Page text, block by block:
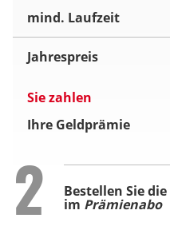
mind. Laufzeit
Jahrespreis
Sie zahlen
Ihre Geldprämie
Step
2 Bestellen Sie
im Prämienabo